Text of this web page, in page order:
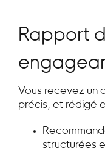
Rapport
Vous recevez un
précis, et rédigé
structurées